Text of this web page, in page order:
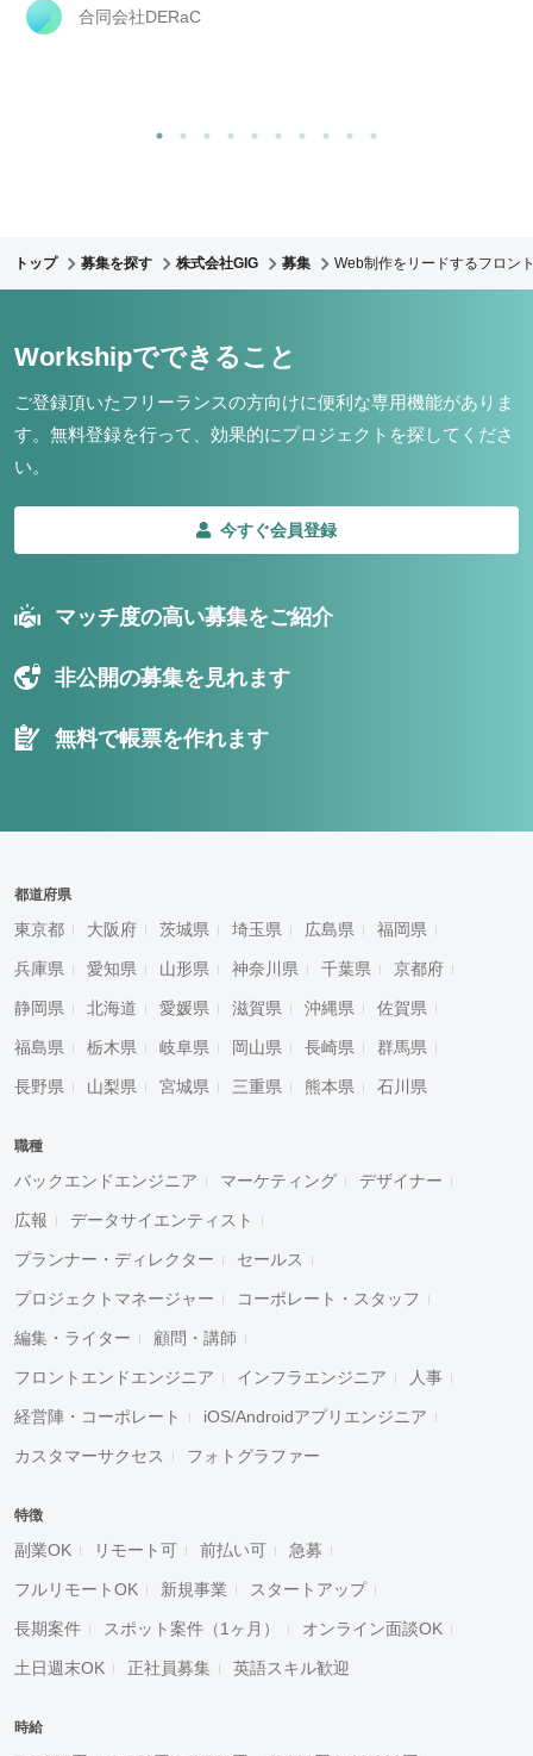
合同会社DERaC
トップ 募集を探す 株式会社GIG 募集 Web制作をリードするフロン
Workshipでできること
ご登録頂いたフリーランスの方向けに便利な専用機能がありま
す。 無料登録を行って、効果的にプロジェクトを探してくださ
い。
今すぐ会員登録
マッチ度の高い募集をご紹介
非公開の募集を見れます
無料で帳票を作れます
都道府県
東京都 大阪府 茨城県 埼玉県 広島県 福岡県
兵庫県 愛知県 山形県 神奈川県 千葉県 京都府
静岡県 北海道 愛媛県 滋賀県 沖縄県 佐賀県
福島県 栃木県 岐阜県 岡山県 長崎県 群馬県
長野県 山梨県 宮城県 三重県 熊本県 石川県
職種
バックエンドエンジニア マーケティング デザイナー
広報 データサイエンティスト
プランナー・ディレクター セールス
プロジェクトマネージャー コーポレート・スタッフ
編集・ライター 顧問・講師
フロントエンドエンジニア インフラエンジニア 人事
経営陣・コーポレート iOS/Androidアプリエンジニア
カスタマーサクセス フォトグラファー
特徴
副業OK リモート可 前払い可 急募
フルリモートOK 新規事業 スタートアップ
長期案件 スポット案件（1ヶ月） オンライン面談OK
土日週末OK 正社員募集 英語スキル歓迎
時給